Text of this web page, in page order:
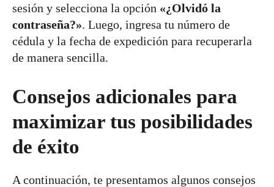
sesión y selecciona la opción «¿Olvidó la
contraseña?». Luego, ingresa tu número de
cédula y la fecha de expedición para recuperarla
de manera sencilla.
Consejos adicionales para
maximizar tus posibilidades
de éxito
A continuación, te presentamos algunos consejos